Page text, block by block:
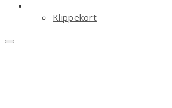
Klippekort